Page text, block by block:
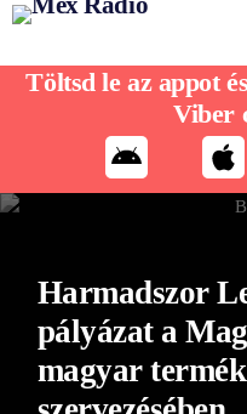
Harmadszor
pályázat a
magyar
Töltsd le az appot
Viber